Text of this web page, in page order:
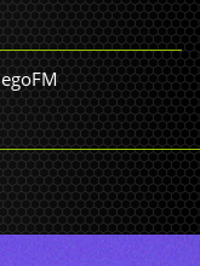
egoFM